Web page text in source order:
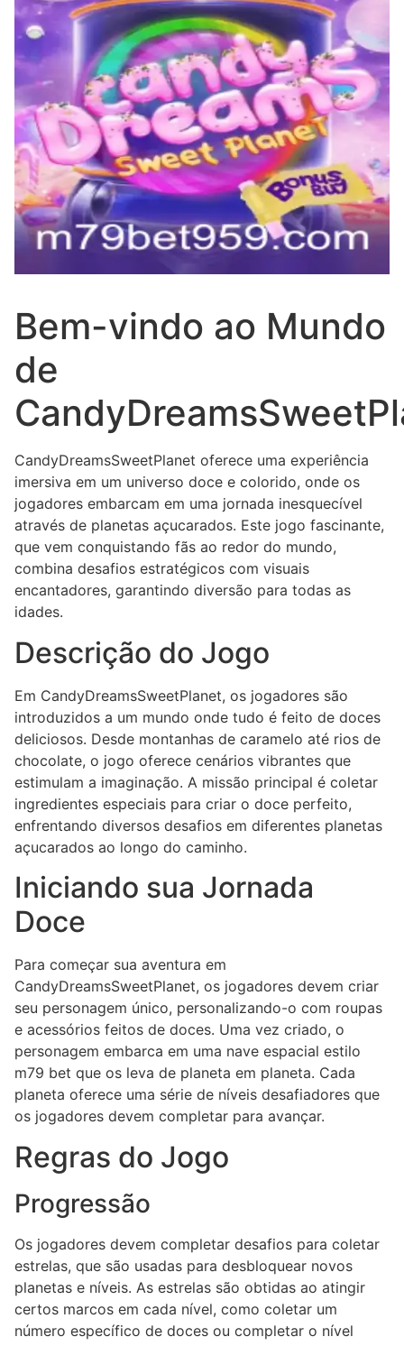
Bem-vindo ao Mundo
de
CandyDreamsSweetPlanet oferece uma experiência
imersiva em um universo doce e colorido, onde os
jogadores embarcam em uma jornada inesquecível
através de planetas açucarados. Este jogo fascinante,
que vem conquistando fãs ao redor do mundo,
combina desafios estratégicos com visuais
encantadores, garantindo diversão para todas as
idades.
Descrição do Jogo
Em CandyDreamsSweetPlanet, os jogadores são
introduzidos a um mundo onde tudo é feito de doces
deliciosos. Desde montanhas de caramelo até rios de
chocolate, o jogo oferece cenários vibrantes que
estimulam a imaginação. A missão principal é coletar
ingredientes especiais para criar o doce perfeito,
enfrentando diversos desafios em diferentes planetas
açucarados ao longo do caminho.
Iniciando sua Jornada
Doce
Para começar sua aventura em
CandyDreamsSweetPlanet, os jogadores devem criar
seu personagem único, personalizando-o com roupas
e acessórios feitos de doces. Uma vez criado, o
personagem embarca em uma nave espacial estilo
m79 bet que os leva de planeta em planeta. Cada
planeta oferece uma série de níveis desafiadores que
os jogadores devem completar para avançar.
Regras do Jogo
Progressão
Os jogadores devem completar desafios para coletar
estrelas, que são usadas para desbloquear novos
planetas e níveis. As estrelas são obtidas ao atingir
certos marcos em cada nível, como coletar um
número específico de doces ou completar o nível